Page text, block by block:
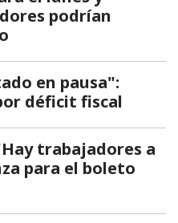
podrían
en pausa":
déficit fiscal
trabajadores a
para el boleto